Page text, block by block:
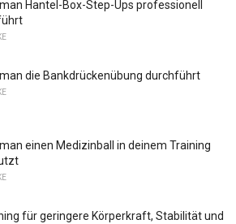
Hantel-Box-Step-Ups professionell
die Bankdrückenübung durchführt
einen Medizinball in deinem Training
für geringere Körperkraft, Stabilität und